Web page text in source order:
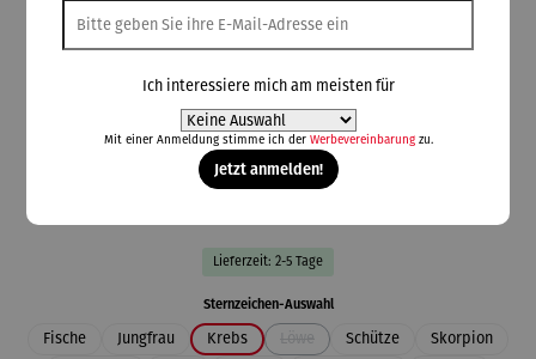
Sternzeichen Anhänger | 333 Gelbgold
plastisch
99,00 €
Lieferzeit: 2-5 Tage
Sternzeichen-Auswahlauswählen
Fische Jungfrau Krebs
(Diese Option ist zurzeit nicht
Schütze
Skorpion
Ich interessiere mich am meisten für
Mit einer Anmeldung stimme ich der Werbevereinbarungzu.
Jetzt anmelden!